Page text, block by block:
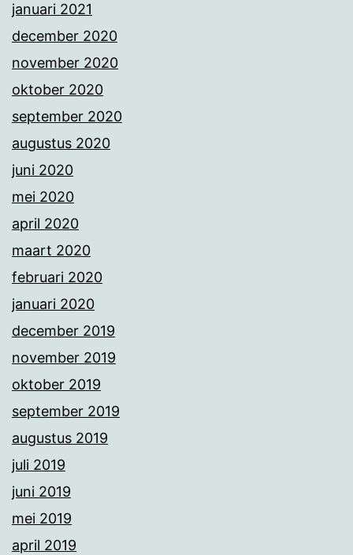
januari 2021
december 2020
november 2020
oktober 2020
september 2020
augustus 2020
juni 2020
mei 2020
april 2020
maart 2020
februari 2020
januari 2020
december 2019
november 2019
oktober 2019
september 2019
augustus 2019
juli 2019
juni 2019
mei 2019
april 2019